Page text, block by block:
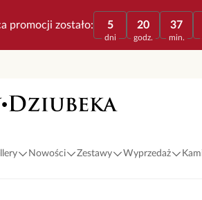
promocji zostało: 5
dni
20
godz.
37
min.
Nowości Zestawy Wyprzedaż